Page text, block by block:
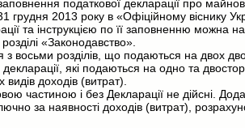
податкової декларації про
грудня 2013 року в «Офіційному віснику
та інструкцією по її заповненню можна
«Законодавство».
з восьми розділів, що подаються на двох
які подаються на одно та
доходів (витрат).
частиною і без Декларації не дійсні.
за наявності доходів (витрат),